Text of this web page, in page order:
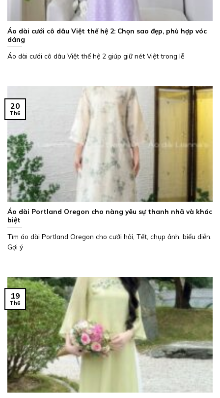
Áo dài cưới cô dâu Việt thế hệ 2: Chọn sao đẹp, phù hợp vóc
dáng
Áo dài cưới cô dâu Việt thế hệ 2 giúp giữ nét Việt trong lễ
Áo dài Portland Oregon cho nàng yêu sự thanh nhã và khác
biệt
Tìm áo dài Portland Oregon cho cưới hỏi, Tết, chụp ảnh, biểu diễn.
Gợi ý
20
Th6
19
Th6